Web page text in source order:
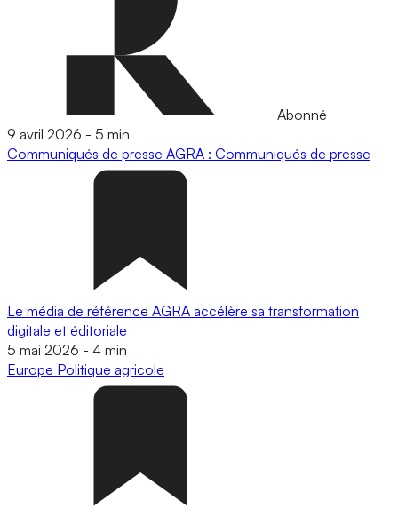
Abonné
9 avril 2026 - 5 min
Communiqués de presse AGRA : Communiqués de presse
Le média de référence AGRA accélère sa transformation
digitale et éditoriale
5 mai 2026 - 4 min
Europe Politique agricole